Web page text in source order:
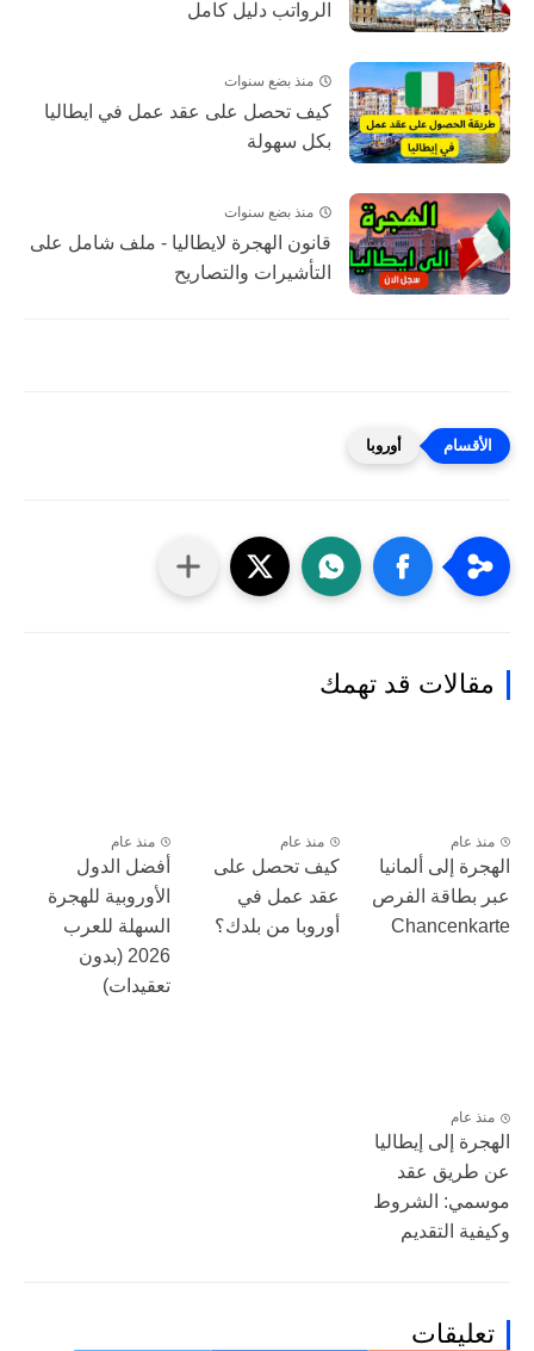
الرواتب دليل كامل
منذ بضع سنوات
كيف تحصل على عقد عمل في ايطاليا
بكل سهولة
منذ بضع سنوات
قانون الهجرة لايطاليا - ملف شامل على
التأشيرات والتصاريح
أوروبا
مقالات قد تهمك
منذ عام
الهجرة إلى ألمانيا
عبر بطاقة الفرص
Chancenkarte
منذ عام
كيف تحصل على
عقد عمل في
أوروبا من بلدك؟
منذ عام
أفضل الدول
الأوروبية للهجرة
السهلة للعرب
2026 (بدون
تعقيدات)
منذ عام
الهجرة إلى إيطاليا
عن طريق عقد
موسمي: الشروط
وكيفية التقديم
تعليقات